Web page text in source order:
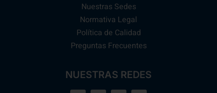
Nuestras Sedes
Normativa Legal
Política de Calidad
Preguntas Frecuentes
NUESTRAS REDES